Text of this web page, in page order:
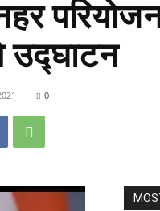
उद्घाटन
0